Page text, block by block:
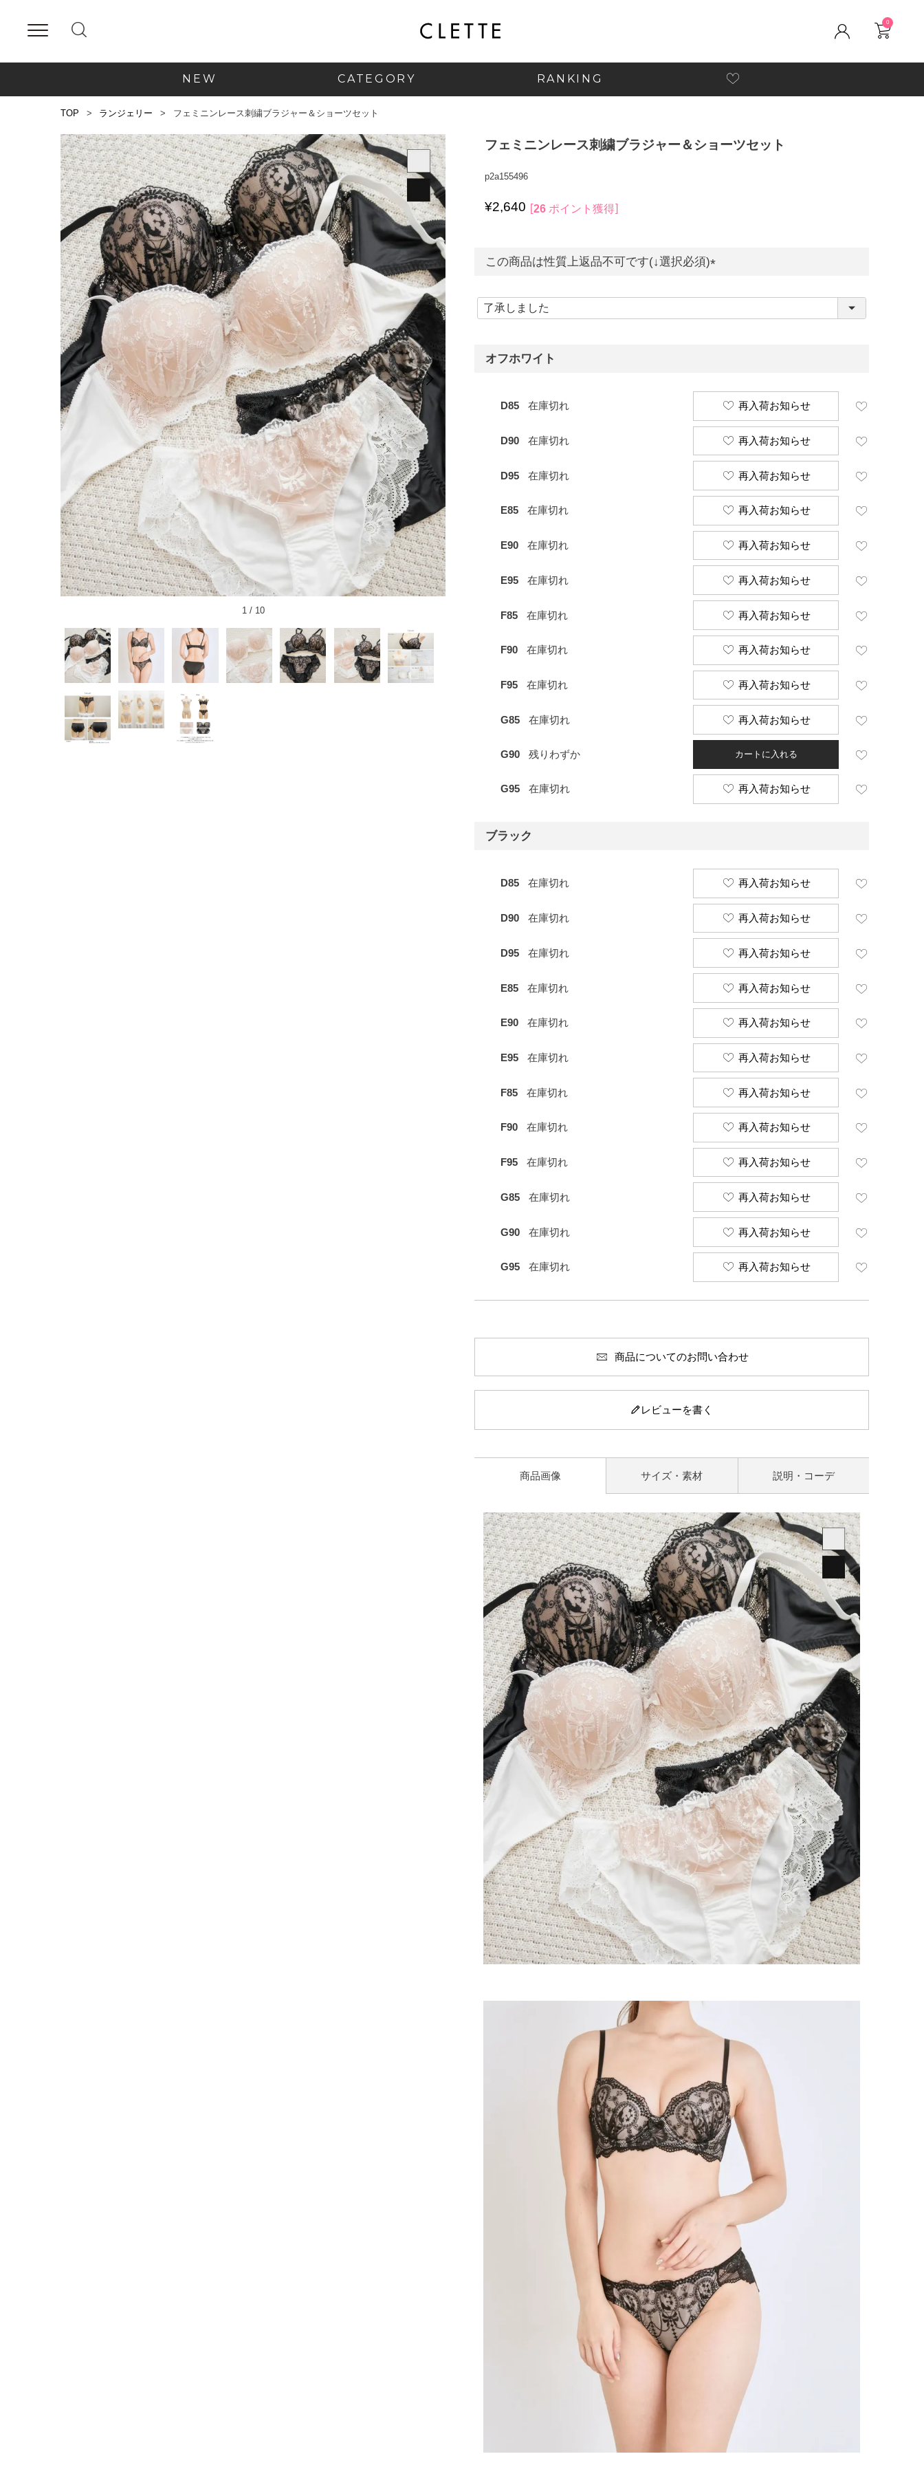
0
NEW CATEGORY RANKING
TOP ランジェリー フェミニンレース刺繍ブラジャー＆ショーツセット
1/ 10
フェミニンレース刺繍ブラジャー＆ショーツセット
p2a155496
¥2,640 26 ポイント獲得
この商品は性質上返品不可です(↓選択必須)
必
須
オフホワイト
D85 在庫切れ 再入荷お知らせ
D90 在庫切れ 再入荷お知らせ
D95 在庫切れ 再入荷お知らせ
E85 在庫切れ 再入荷お知らせ
E90 在庫切れ 再入荷お知らせ
E95 在庫切れ 再入荷お知らせ
F85 在庫切れ 再入荷お知らせ
F90 在庫切れ 再入荷お知らせ
F95 在庫切れ 再入荷お知らせ
G85 在庫切れ 再入荷お知らせ
G90 残りわずか カートに入れる
G95 在庫切れ 再入荷お知らせ
ブラック
D85 在庫切れ 再入荷お知らせ
D90 在庫切れ 再入荷お知らせ
D95 在庫切れ 再入荷お知らせ
E85 在庫切れ 再入荷お知らせ
E90 在庫切れ 再入荷お知らせ
E95 在庫切れ 再入荷お知らせ
F85 在庫切れ 再入荷お知らせ
F90 在庫切れ 再入荷お知らせ
F95 在庫切れ 再入荷お知らせ
G85 在庫切れ 再入荷お知らせ
G90 在庫切れ 再入荷お知らせ
G95 在庫切れ 再入荷お知らせ
商品についてのお問い合わせ
レビューを書く
商品画像 サイズ・素材 説明・コーデ